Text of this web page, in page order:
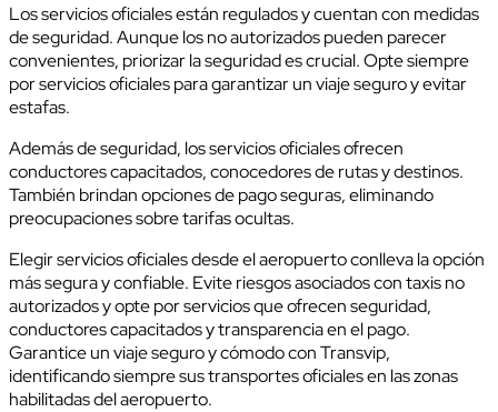
Los servicios oficiales están regulados y cuentan con medidas
de seguridad. Aunque los no autorizados pueden parecer
convenientes, priorizar la seguridad es crucial. Opte siempre
por servicios oficiales para garantizar un viaje seguro y evitar
estafas.
Además de seguridad, los servicios oficiales ofrecen
conductores capacitados, conocedores de rutas y destinos.
También brindan opciones de pago seguras, eliminando
preocupaciones sobre tarifas ocultas.
Elegir servicios oficiales desde el aeropuerto conlleva la opción
más segura y confiable. Evite riesgos asociados con taxis no
autorizados y opte por servicios que ofrecen seguridad,
conductores capacitados y transparencia en el pago.
Garantice un viaje seguro y cómodo con Transvip,
identificando siempre sus transportes oficiales en las zonas
habilitadas del aeropuerto.